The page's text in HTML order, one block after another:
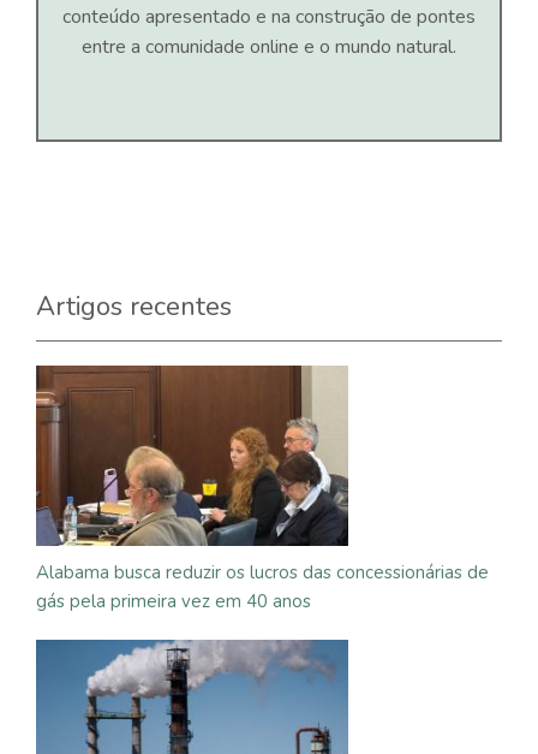
conteúdo apresentado e na construção de pontes
entre a comunidade online e o mundo natural.
Artigos recentes
Alabama busca reduzir os lucros das concessionárias de
gás pela primeira vez em 40 anos